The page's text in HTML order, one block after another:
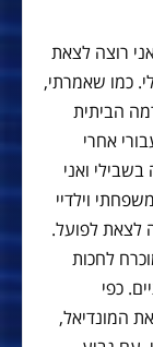
רוצה לצאת
כמו שאמרתי,
הביתית
אחרי
ואני
וילדיי
לצאת לפועל.
לחכות
כפי
המונדיאל,